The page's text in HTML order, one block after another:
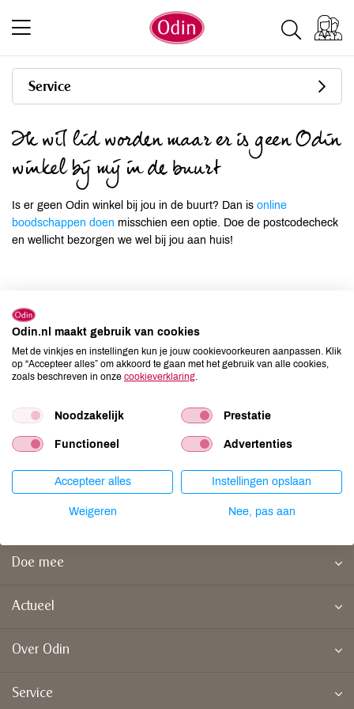
Service
Ik wil lid worden maar er is geen Odin
winkel bij mij in de buurt
Is er geen Odin winkel bij jou in de buurt? Dan is online
boodschappen doen misschien een optie. Doe de postcodecheck
en wellicht bezorgen we wel bij jou aan huis!
Antwoord niet gevonden?
Ons serviceteam helpt je graag verder van maandag tot
met vrijdag van 09.00 tot 17.00 uur.
Neem contactformulier
telefoon0345 575 154
Doe mee
Actueel
Over Odin
Service
Odin.nl maakt gebruik van cookies
Met de vinkjes en instellingen kun je jouw cookievoorkeuren aanpassen. Klik
op “Accepteer alles” om akkoord te gaan met het gebruik van alle cookies,
zoals beschreven in onze cookieverklaring.
Noodzakelijk Prestatie
Functioneel Advertenties
Accepteer alles Instellingen opslaan
Weigeren Nee, pas aan